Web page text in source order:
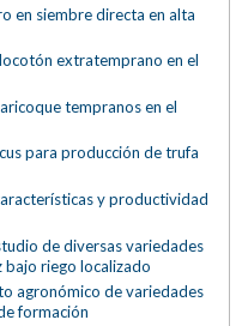
en siembre directa en alta
extratemprano en el
tempranos en el
para producción de trufa
y productividad
de diversas variedades
bajo riego localizado
agronómico de variedades
formación